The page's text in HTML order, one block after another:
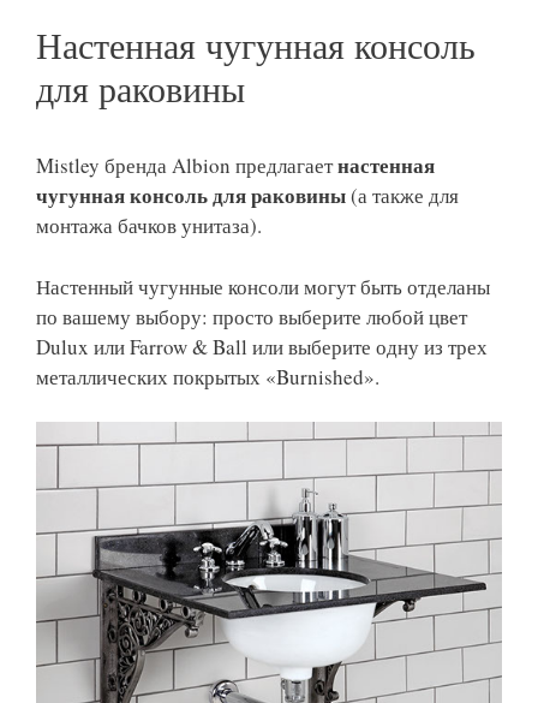
Настенная чугунная консоль
для раковины
Mistley бренда Albion предлагаетнастенная
чугунная консоль для раковины(а также для
монтажа бачков унитаза).
Настенный чугунные консоли могут быть отделаны
по вашему выбору: просто выберите любой цвет
Dulux или Farrow & Ball или выберите одну из трех
металлических покрытых «Burnished».